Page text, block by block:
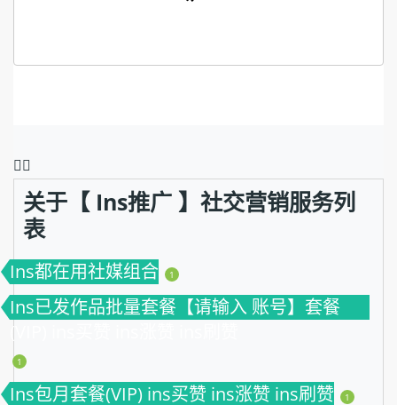
❤️‍🔥
关于【 Ins推广 】社交营销服务列
表
Ins都在用社媒组合 1
Ins已发作品批量套餐【请输入 账号】套餐
(VIP) ins买赞 ins涨赞 ins刷赞
1
Ins包月套餐(VIP) ins买赞 ins涨赞 ins刷赞 1